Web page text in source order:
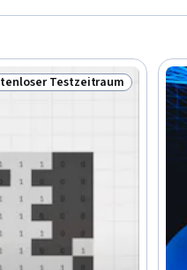
Kostenloser Testzeitraum
Testzeitraum